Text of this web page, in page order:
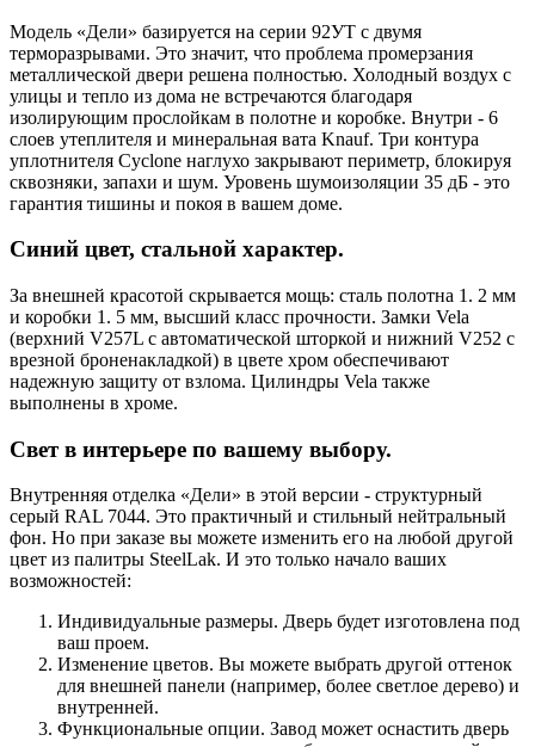
Модель «Дели» базируется на серии 92УТ с двумя
терморазрывами. Это значит, что проблема промерзания
металлической двери решена полностью. Холодный воздух с
улицы и тепло из дома не встречаются благодаря
изолирующим прослойкам в полотне и коробке. Внутри - 6
слоев утеплителя и минеральная вата Knauf. Три контура
уплотнителя Cyclone наглухо закрывают периметр, блокируя
сквозняки, запахи и шум. Уровень шумоизоляции 35 дБ - это
гарантия тишины и покоя в вашем доме.
Синий цвет, стальной характер.
За внешней красотой скрывается мощь: сталь полотна 1. 2 мм
и коробки 1. 5 мм, высший класс прочности. Замки Vela
(верхний V257L с автоматической шторкой и нижний V252 с
врезной броненакладкой) в цвете хром обеспечивают
надежную защиту от взлома. Цилиндры Vela также
выполнены в хроме.
Свет в интерьере по вашему выбору.
Внутренняя отделка «Дели» в этой версии - структурный
серый RAL 7044. Это практичный и стильный нейтральный
фон. Но при заказе вы можете изменить его на любой другой
цвет из палитры SteelLak. И это только начало ваших
возможностей:
Индивидуальные размеры. Дверь будет изготовлена под
ваш проем.
Изменение цветов. Вы можете выбрать другой оттенок
для внешней панели (например, более светлое дерево) и
внутренней.
Функциональные опции. Завод может оснастить дверь